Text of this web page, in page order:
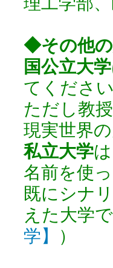
◆その他
国公立大学
てくださ
ただし教
現実世界
私立大学
名前を使
既にシナ
えた大学
学】
）